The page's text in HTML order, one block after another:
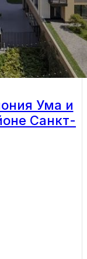
Ума и
Санкт-